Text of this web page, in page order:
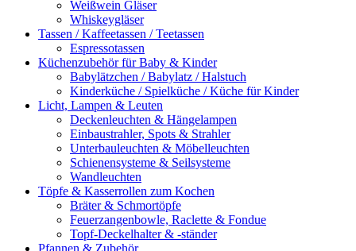
Weißwein Gläser
Whiskeygläser
Tassen / Kaffeetassen / Teetassen
Espressotassen
Küchenzubehör für Baby & Kinder
Babylätzchen / Babylatz / Halstuch
Kinderküche / Spielküche / Küche für Kinder
Licht, Lampen & Leuten
Deckenleuchten & Hängelampen
Einbaustrahler, Spots & Strahler
Unterbauleuchten & Möbelleuchten
Schienensysteme & Seilsysteme
Wandleuchten
Töpfe & Kasserrollen zum Kochen
Bräter & Schmortöpfe
Feuerzangenbowle, Raclette & Fondue
Topf-Deckelhalter & -ständer
Pfannen & Zubehör